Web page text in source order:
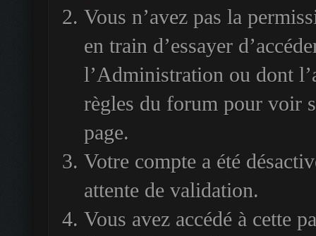
Vous n’avez pas la
en train d’essayer
l’Administration ou dont
règles du forum pour voir
page.
Votre compte a été
attente de validation.
Vous avez accédé à cette